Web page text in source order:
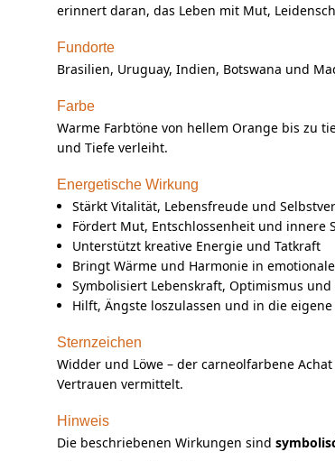
erinnert daran, das Leben mit Mut,
Fundorte
Brasilien, Uruguay, Indien, Botswana und
Farbe
Warme Farbtöne von hellem Orange bis zu
und Tiefe verleiht.
Energetische Wirkung
Stärkt Vitalität, Lebensfreude und
Fördert Mut, Entschlossenheit und innere
Unterstützt kreative Energie und Tatkraft
Bringt Wärme und Harmonie in
Symbolisiert Lebenskraft, Optimismus
Hilft, Ängste loszulassen und in die eigene
Sternzeichen
Widder und Löwe – der carneolfarbene
Vertrauen vermittelt.
Hinweis
Die beschriebenen Wirkungen sind